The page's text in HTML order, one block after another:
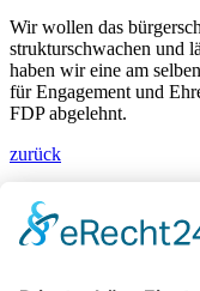
Wir wollen das
strukturschwachen und
haben wir eine am
für Engagement und
FDP abgelehnt.
zurück